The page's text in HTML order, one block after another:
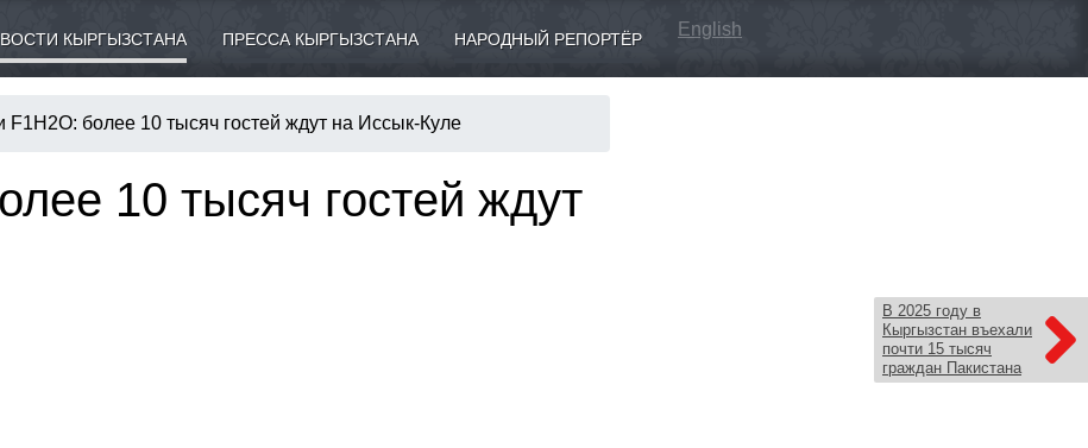
КЫРГЫЗСТАНА ПРЕССА КЫРГЫЗСТАНА НАРОДНЫЙ РЕПОРТЁР English
F1H2O: более 10 тысяч гостей ждут на Иссык-Куле
В 2025 году в
Кыргызстан въехали
почти 15 тысяч
граждан Пакистана
10 тысяч гостей ждут